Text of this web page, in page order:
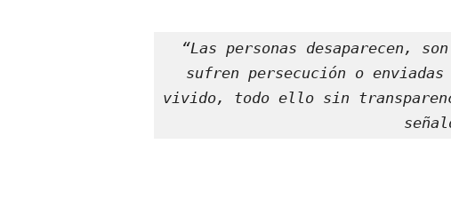
“Las personas desaparecen,
sufren persecución o enviadas
vivido, todo ello sin